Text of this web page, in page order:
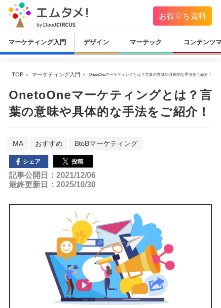
お役立ち資料
マーケティング入門 デザイン マーテック コンテンツ
TOP マーケティング入門 OnetoOneマーケティングとは？言葉の意味や具体的な手法をご紹介！
OnetoOneマーケティングとは？言
葉の意味や具体的な手法をご紹介！
MA おすすめ BtoBマーケティング
シェア 投稿
記事公開日：2021/12/06
最終更新日：2025/10/30